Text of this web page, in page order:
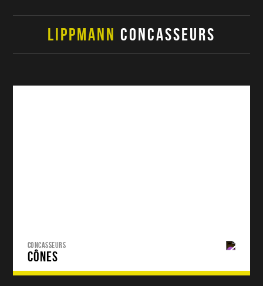
LIPPMANN CONCASSEURS
CONCASSEURS
CÔNES